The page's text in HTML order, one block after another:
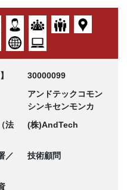
30000099
アンドテックコモン
シンキセンモンカ
法
(株)AndTech
／
技術顧問